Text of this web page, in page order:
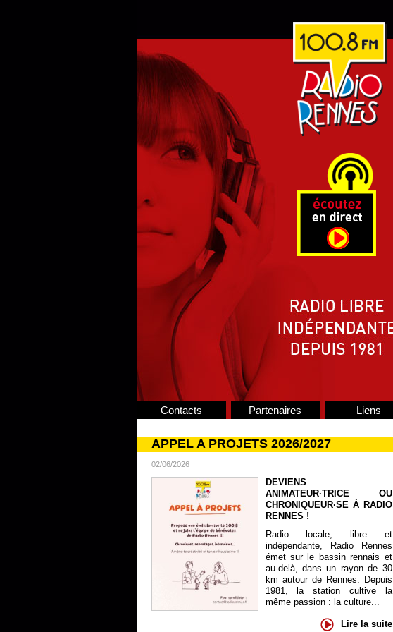
Contacts Partenaires Liens
APPEL A PROJETS 2026/2027
02/06/2026
DEVIENS
ANIMATEUR·TRICE OU
CHRONIQUEUR·SE À RADIO
RENNES !
Radio locale, libre et
indépendante, Radio Rennes
émet sur le bassin rennais et
au-delà, dans un rayon de 30
km autour de Rennes. Depuis
1981, la station cultive la
même passion : la culture...
Lire la suite